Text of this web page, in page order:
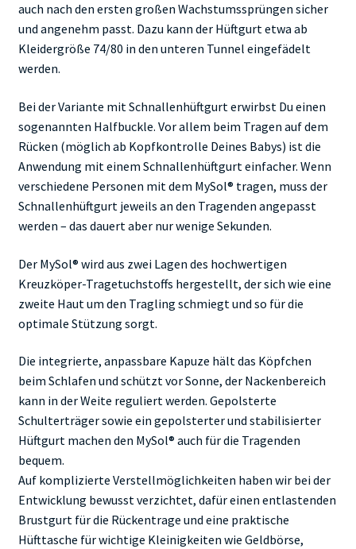
auch nach den ersten großen Wachstumssprüngen sicher
und angenehm passt. Dazu kann der Hüftgurt etwa ab
Kleidergröße 74/80 in den unteren Tunnel eingefädelt
werden.
Bei der Variante mit Schnallenhüftgurt erwirbst Du einen
sogenannten Halfbuckle. Vor allem beim Tragen auf dem
Rücken (möglich ab Kopfkontrolle Deines Babys) ist die
Anwendung mit einem Schnallenhüftgurt einfacher. Wenn
verschiedene Personen mit dem MySol® tragen, muss der
Schnallenhüftgurt jeweils an den Tragenden angepasst
werden – das dauert aber nur wenige Sekunden.
Der MySol® wird aus zwei Lagen des hochwertigen
Kreuzköper-Tragetuchstoffs hergestellt, der sich wie eine
zweite Haut um den Tragling schmiegt und so für die
optimale Stützung sorgt.
Die integrierte, anpassbare Kapuze hält das Köpfchen
beim Schlafen und schützt vor Sonne, der Nackenbereich
kann in der Weite reguliert werden. Gepolsterte
Schulterträger sowie ein gepolsterter und stabilisierter
Hüftgurt machen den MySol® auch für die Tragenden
bequem.
Auf komplizierte Verstellmöglichkeiten haben wir bei der
Entwicklung bewusst verzichtet, dafür einen entlastenden
Brustgurt für die Rückentrage und eine praktische
Hüfttasche für wichtige Kleinigkeiten wie Geldbörse,